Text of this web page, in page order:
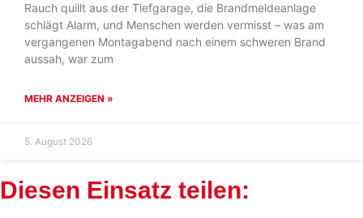
Rauch quillt aus der Tiefgarage, die Brandmeldeanlage
schlägt Alarm, und Menschen werden vermisst – was am
vergangenen Montagabend nach einem schweren Brand
aussah, war zum
MEHR ANZEIGEN »
5. August 2026
Diesen Einsatz teilen: